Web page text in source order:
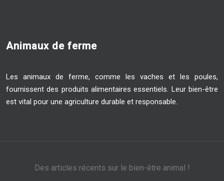
Animaux de ferme
Les animaux de ferme, comme les vaches et les poules,
fournissent des produits alimentaires essentiels. Leur bien-être
est vital pour une agriculture durable et responsable.
Des articles récents sur le bien-être animal !